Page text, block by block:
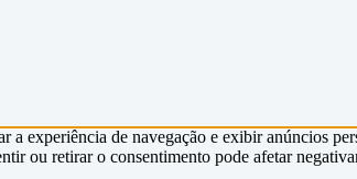
experiência de navegação e exibir anúncios
ou retirar o consentimento pode afetar